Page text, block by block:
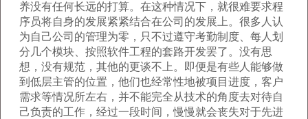
养没有任何长远的打算。在这种情况下，就很难要求程
序员将自身的发展紧紧结合在公司的发展上。很多人认
为自己公司的管理为零，只不过遵守考勤制度、每人划
分几个模块、按照软件工程的套路开发罢了。没有思
想，没有规范，其他的更谈不上。即便是有些人能够做
到低层主管的位置，他们也经常性地被项目进度，客户
需求等情况所左右，并不能完全从技术的角度去对待自
己负责的工作，经过一段时间，慢慢就会丧失对于先进